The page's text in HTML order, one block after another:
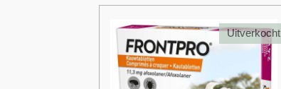
Uitverkocht